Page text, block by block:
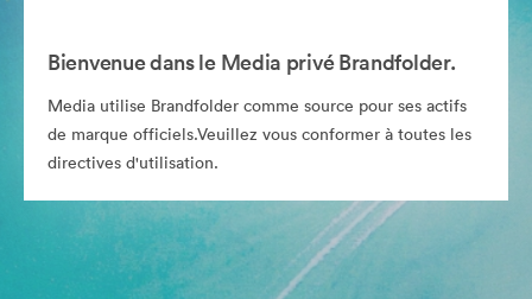
Bienvenue dans le Media privé Brandfolder.
Media utilise Brandfolder comme source pour ses actifs
de marque officiels.Veuillez vous conformer à toutes les
directives d'utilisation.